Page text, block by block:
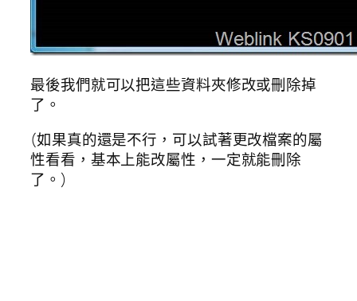
最後我們就可以把這些資料夾修改或刪除掉
了。
(如果真的還是不行，可以試著更改檔案的屬
性看看，基本上能改屬性，一定就能刪除
了。)